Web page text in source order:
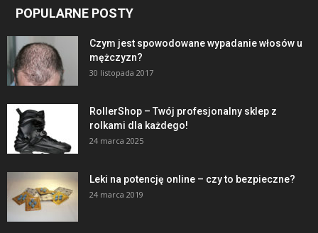
POPULARNE POSTY
Czym jest spowodowane wypadanie włosów u
mężczyzn?
30 listopada 2017
RollerShop – Twój profesjonalny sklep z
rolkami dla każdego!
24 marca 2025
Leki na potencję online – czy to bezpieczne?
24 marca 2019